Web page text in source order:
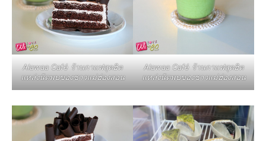
Alawaa Café ร้านกาแฟสุดฮิต
แหล่งนัดพบของชาวแม่ฮ่องสอน
Alawaa Café ร้านกาแฟสุดฮิต
แหล่งนัดพบของชาวแม่ฮ่องสอน